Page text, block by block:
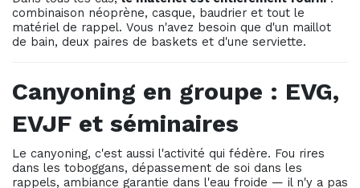
combinaison néoprène, casque, baudrier et tout le
matériel de rappel. Vous n'avez besoin que d'un maillot
de bain, deux paires de baskets et d'une serviette.
Canyoning en groupe : EVG,
EVJF et séminaires
Le canyoning, c'est aussi l'activité qui fédère. Fou rires
dans les toboggans, dépassement de soi dans les
rappels, ambiance garantie dans l'eau froide — il n'y a pas